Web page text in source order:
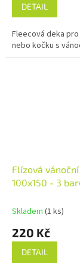
DETAIL
Fleecová deka
nebo kočku s
Flízová vánoční
100x150 - 3
Skladem (1 ks)
220 Kč
DETAIL